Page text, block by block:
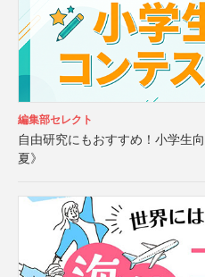
編集部セレクト
自由研究にもおすすめ！小学生
夏》